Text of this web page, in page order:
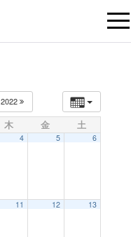
t
2022
木 金 土
4 5 6
11 12 13